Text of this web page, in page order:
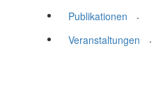
Publikationen
.
Veranstaltungen
.